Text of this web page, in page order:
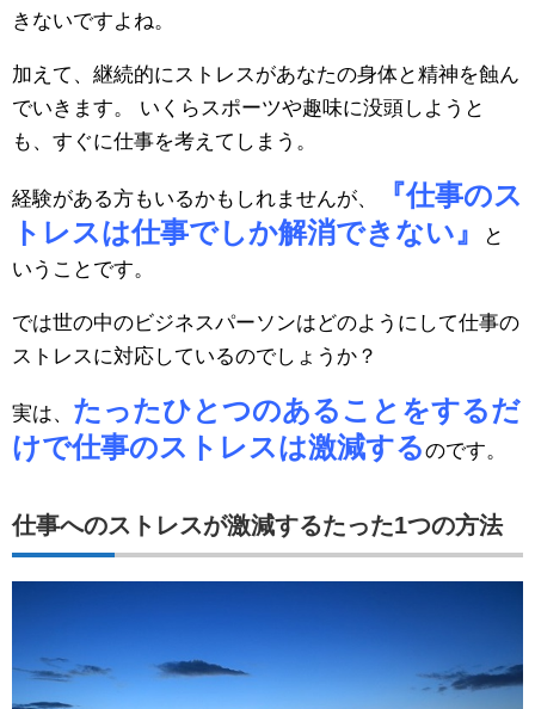
きないですよね。
加えて、継続的にストレスがあなたの身体と精神を蝕ん
でいきます。 いくらスポーツや趣味に没頭しようと
も、すぐに仕事を考えてしまう。
経験がある方もいるかもしれませんが、
『仕事のス
トレスは仕事でしか解消できない』
と
いうことです。
では世の中のビジネスパーソンはどのようにして仕事の
ストレスに対応しているのでしょうか？
実は、 たったひとつのあることをするだ
けで仕事のストレスは激減するのです。
仕事へのストレスが激減するたった1つの方法